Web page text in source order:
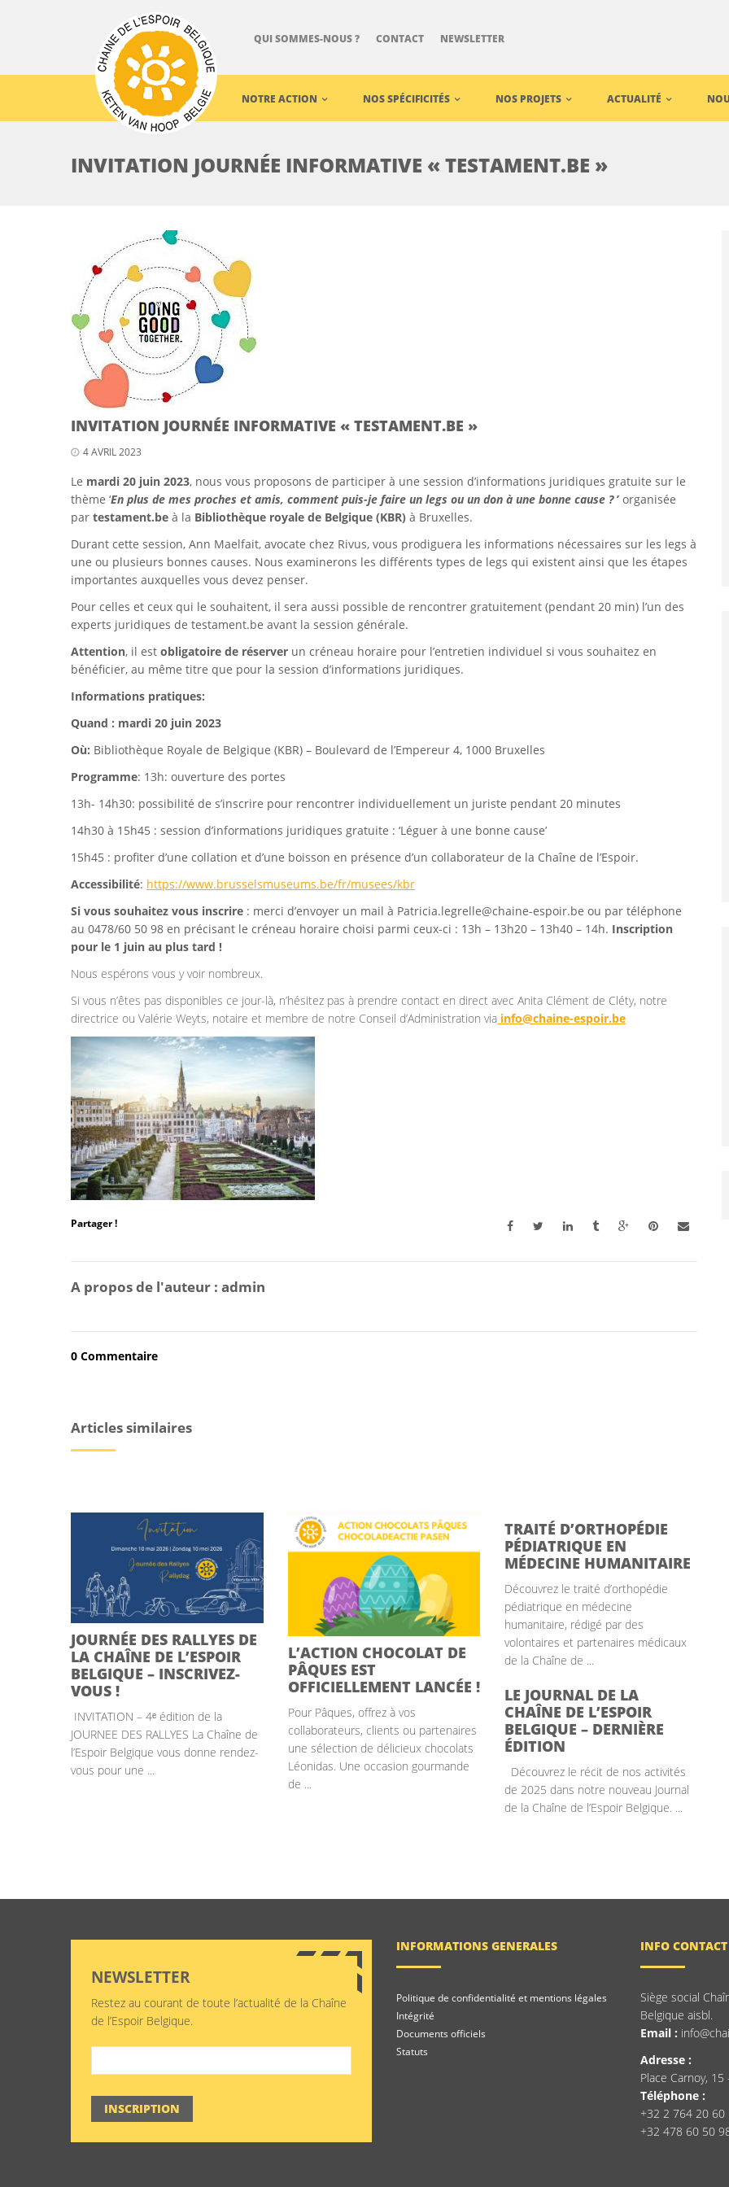
QUI SOMMES-NOUS ? CONTACT NEWSLETTER
NOTRE ACTION NOS SPÉCIFICITÉS NOS PROJETS ACTUALITÉ
INVITATION JOURNÉE INFORMATIVE « TESTAMENT.BE »
INVITATION JOURNÉE INFORMATIVE « TESTAMENT.BE »
4 AVRIL 2023
Le mardi 20 juin 2023, nous vous proposons de participer à une session d’informations juridiques gratuite sur le
thème ‘En plus de mes proches et amis, comment puis-je faire un legs ou un don à une bonne cause ?’ organisée
par testament.be à la Bibliothèque royale de Belgique (KBR) à Bruxelles.
Durant cette session, Ann Maelfait, avocate chez Rivus, vous prodiguera les informations nécessaires sur les legs à
une ou plusieurs bonnes causes. Nous examinerons les différents types de legs qui existent ainsi que les étapes
importantes auxquelles vous devez penser.
Pour celles et ceux qui le souhaitent, il sera aussi possible de rencontrer gratuitement (pendant 20 min) l’un des
experts juridiques de testament.be avant la session générale.
Attention, il est obligatoire de réserver un créneau horaire pour l’entretien individuel si vous souhaitez en
bénéficier, au même titre que pour la session d’informations juridiques.
Informations pratiques:
Quand : mardi 20 juin 2023
Où: Bibliothèque Royale de Belgique (KBR) – Boulevard de l’Empereur 4, 1000 Bruxelles
Programme: 13h: ouverture des portes
13h- 14h30: possibilité de s’inscrire pour rencontrer individuellement un juriste pendant 20 minutes
14h30 à 15h45 : session d’informations juridiques gratuite : ‘Léguer à une bonne cause’
15h45 : profiter d’une collation et d’une boisson en présence d’un collaborateur de la Chaîne de l’Espoir.
Accessibilité: https://www.brusselsmuseums.be/fr/musees/kbr
Si vous souhaitez vous inscrire : merci d’envoyer un mail à Patricia.legrelle@chaine-espoir.be ou par téléphone
au 0478/60 50 98 en précisant le créneau horaire choisi parmi ceux-ci : 13h – 13h20 – 13h40 – 14h. Inscription
pour le 1 juin au plus tard !
Nous espérons vous y voir nombreux.
Si vous n’êtes pas disponibles ce jour-là, n’hésitez pas à prendre contact en direct avec Anita Clément de Cléty, notre
directrice ou Valérie Weyts, notaire et membre de notre Conseil d’Administration via info@chaine-espoir.be
Partager !
A propos de l'auteur : admin
0 Commentaire
Articles similaires
JOURNÉE DES RALLYES DE
LA CHAÎNE DE L’ESPOIR
BELGIQUE – INSCRIVEZ-
VOUS !
INVITATION – 4ᵉ édition de la
JOURNEE DES RALLYES La Chaîne de
l’Espoir Belgique vous donne rendez-
vous pour une ...
L’ACTION CHOCOLAT DE
PÂQUES EST
OFFICIELLEMENT LANCÉE !
Pour Pâques, offrez à vos
collaborateurs, clients ou partenaires
une sélection de délicieux chocolats
Léonidas. Une occasion gourmande
de ...
TRAITÉ D’ORTHOPÉDIE
PÉDIATRIQUE EN
MÉDECINE HUMANITAIRE
Découvrez le traité d’orthopédie
pédiatrique en médecine
humanitaire, rédigé par des
volontaires et partenaires médicaux
de la Chaîne de ...
LE JOURNAL DE LA
CHAÎNE DE L’ESPOIR
BELGIQUE – DERNIÈRE
ÉDITION
Découvrez le récit de nos activités
de 2025 dans notre nouveau Journal
de la Chaîne de l’Espoir Belgique. ...
NEWSLETTER
Restez au courant de toute l’actualité de la Chaîne
de l’Espoir Belgique.
INSCRIPTION
INFORMATIONS GENERALES
Politique de confidentialité et mentions légales
Intégrité
Documents officiels
Statuts
INFO CONTACT
Siège social
Belgique aisbl.
Email :
Adresse :
Place Carnoy,
Téléphone :
+32 2 764 20 60
+32 478 60 50